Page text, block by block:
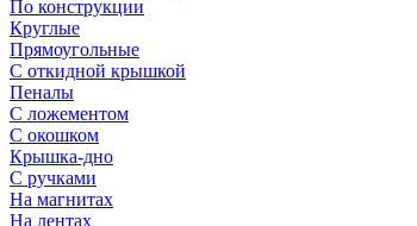
По конструкции
Круглые
Прямоугольные
С откидной крышкой
Пеналы
С ложементом
С окошком
Крышка-дно
С ручками
На магнитах
На лентах